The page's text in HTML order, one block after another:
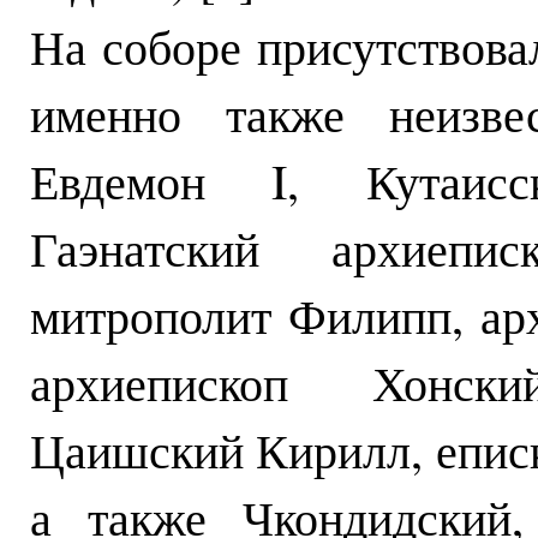
На соборе
именно также
Евдемон I,
Гаэнатский
митрополит Филипп,
архиепископ
Цаишский Кирилл,
а также